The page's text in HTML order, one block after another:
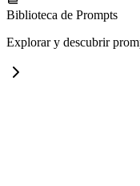
Biblioteca de Prompts
Explorar y descubrir